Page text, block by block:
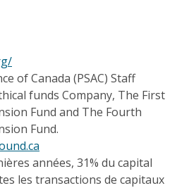
of Canada (PSAC) Staff
funds Company, The First
Fund and The Fourth
Fund.
années, 31% du capital
les transactions de capitaux